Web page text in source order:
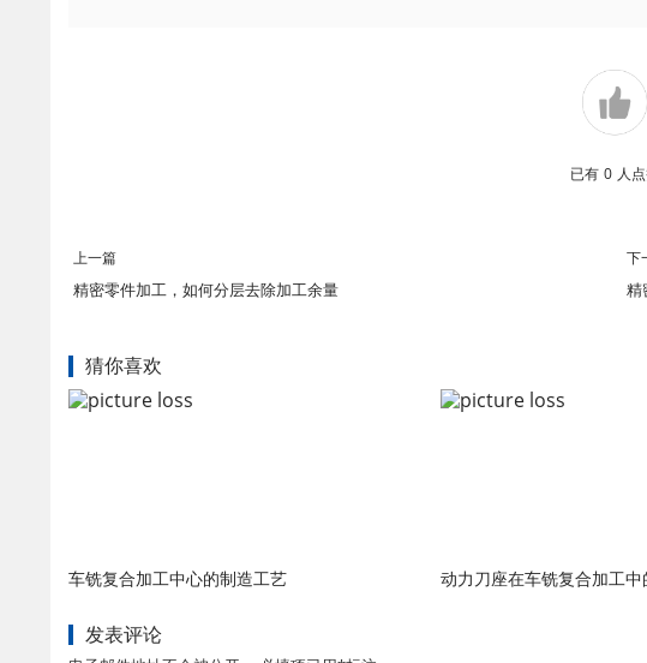
已有 0 人
上一篇
精密零件加工，如何分层去除加工余量
下
精
猜你喜欢
车铣复合加工中心的制造工艺 动力刀座在车铣复合加工中
发表评论